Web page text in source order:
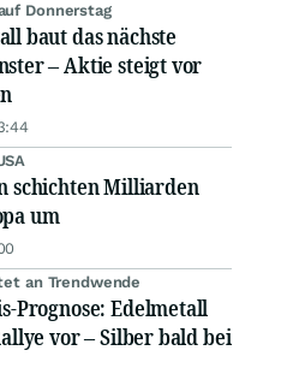
Donnerstag
baut das nächste
– Aktie steigt vor
schichten Milliarden
um
an Trendwende
Prognose: Edelmetall
vor – Silber bald bei